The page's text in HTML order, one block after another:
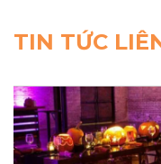
TIN TỨC